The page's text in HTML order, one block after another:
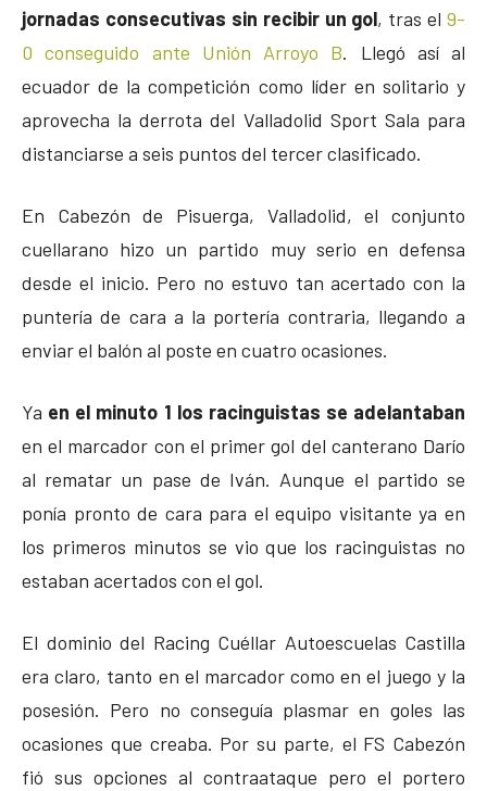
jornadas consecutivas sin recibir un gol, tras el 9-
0 conseguido ante Unión Arroyo B. Llegó así al
ecuador de la competición como líder en solitario y
aprovecha la derrota del Valladolid Sport Sala para
distanciarse a seis puntos del tercer clasificado.
En Cabezón de Pisuerga, Valladolid, el conjunto
cuellarano hizo un partido muy serio en defensa
desde el inicio. Pero no estuvo tan acertado con la
puntería de cara a la portería contraria, llegando a
enviar el balón al poste en cuatro ocasiones.
Ya en el minuto 1 los racinguistas se adelantaban
en el marcador con el primer gol del canterano Darío
al rematar un pase de Iván. Aunque el partido se
ponía pronto de cara para el equipo visitante ya en
los primeros minutos se vio que los racinguistas no
estaban acertados con el gol.
El dominio del Racing Cuéllar Autoescuelas Castilla
era claro, tanto en el marcador como en el juego y la
posesión. Pero no conseguía plasmar en goles las
ocasiones que creaba. Por su parte, el FS Cabezón
fió sus opciones al contraataque pero el portero